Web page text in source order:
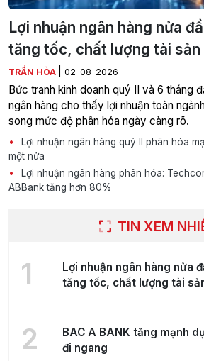
Lợi nhuận ngân hàng nửa
tăng tốc, chất lượng tài sản
TRẦN HÒA 02-08-2026
Bức tranh kinh doanh quý II và 6 tháng
ngân hàng cho thấy lợi nhuận toàn
song mức độ phân hóa ngày càng rõ.
Lợi nhuận ngân hàng quý II phân hóa
một nửa
Lợi nhuận ngân hàng phân hóa:
ABBank tăng hơn 80%
TIN XEM
1
Lợi nhuận ngân hàng nửa
tăng tốc, chất lượng tài
2
BAC A BANK tăng mạnh
đi ngang